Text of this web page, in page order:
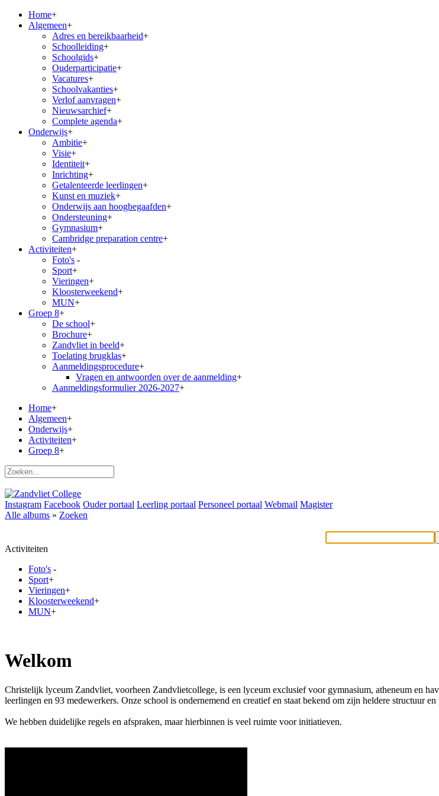
Home+
Algemeen+
Adres en bereikbaarheid+
Schoolleiding+
Schoolgids+
Ouderparticipatie+
Vacatures+
Schoolvakanties+
Verlof aanvragen+
Nieuwsarchief+
Complete agenda+
Onderwijs+
Ambitie+
Visie+
Identiteit+
Inrichting+
Getalenteerde leerlingen+
Kunst en muziek+
Onderwijs aan hoogbegaafden+
Ondersteuning+
Gymnasium+
Cambridge preparation centre+
Activiteiten+
Foto's -
Sport+
Vieringen+
Kloosterweekend+
MUN+
Groep 8+
De school+
Brochure+
Zandvliet in beeld+
Toelating brugklas+
Aanmeldingsprocedure+
Vragen en antwoorden over de aanmelding+
Aanmeldingsformulier 2026-2027+
Home+
Algemeen+
Onderwijs+
Activiteiten+
Groep 8+
Instagram Facebook Ouder portaal Leerling portaal Personeel portaal Webmail Magister
Alle albums » Zoeken
Activiteiten
Foto's -
Sport+
Vieringen+
Kloosterweekend+
MUN+
Welkom
Christelijk lyceum Zandvliet, voorheen Zandvlietcollege, is een lyceum exclusief voor gymnasium, atheneum en
leerlingen en 93 medewerkers. Onze school is ondernemend en creatief en staat bekend om zijn heldere structuur
We hebben duidelijke regels en afspraken, maar hierbinnen is veel ruimte voor initiatieven.